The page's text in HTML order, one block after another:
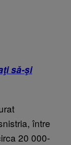
să-şi
între
20 000-